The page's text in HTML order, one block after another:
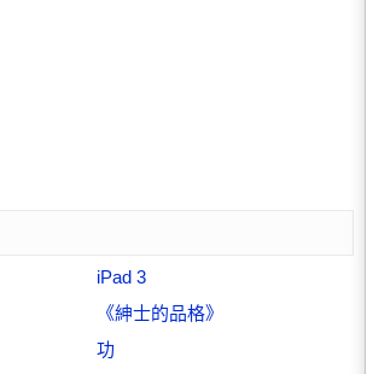
iPad 3
《紳士的品格》
功